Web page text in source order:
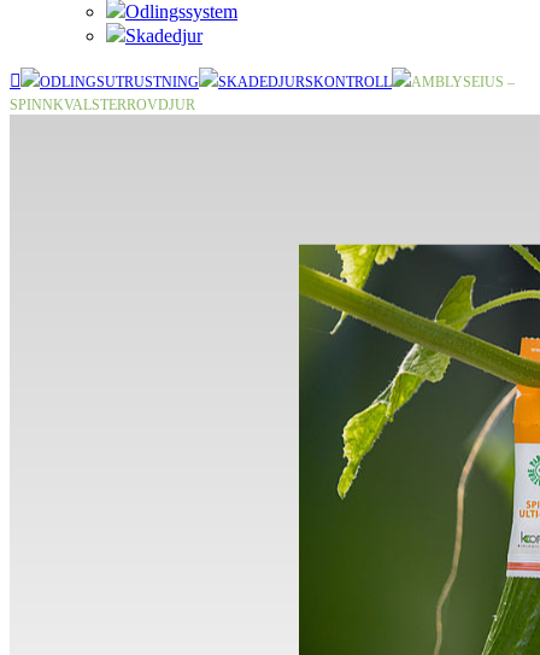
Odlingssystem
Skadedjur
ODLINGSUTRUSTNING SKADEDJURSKONTROLL
AMBLYSEIUS –
SPINNKVALSTERROVDJUR